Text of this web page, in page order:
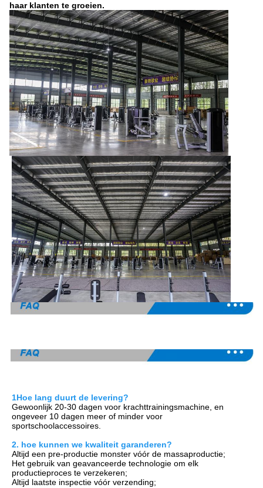
haar klanten te groeien.
1Hoe lang duurt de levering?
Gewoonlijk 20-30 dagen voor krachttrainingsmachine, en
ongeveer 10 dagen meer of minder voor
sportschoolaccessoires.
2. hoe kunnen we kwaliteit garanderen?
Altijd een pre-productie monster vóór de massaproductie;
Het gebruik van geavanceerde technologie om elk
productieproces te verzekeren;
Altijd laatste inspectie vóór verzending;